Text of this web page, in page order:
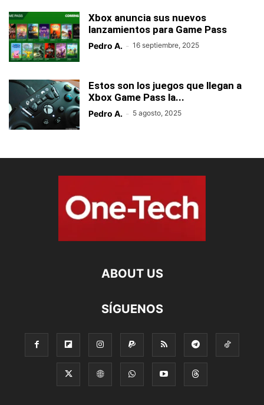
Xbox anuncia sus nuevos
lanzamientos para Game Pass
Pedro A. - 16 septiembre, 2025
Estos son los juegos que llegan a
Xbox Game Pass la...
Pedro A. - 5 agosto, 2025
ABOUT US
SÍGUENOS